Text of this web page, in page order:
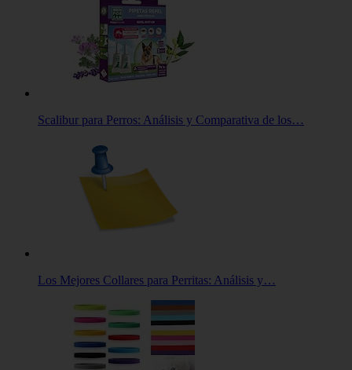
Scalibur para Perros: Análisis y Comparativa de los…
Los Mejores Collares para Perritas: Análisis y…